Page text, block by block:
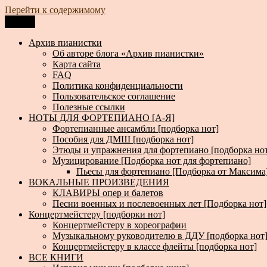
Перейти к содержимому
Архив пианистки
Всё для пианистов: ноты, книги, музыка, статьи…
Архив пианистки
Об авторе блога «Архив пианистки»
Карта сайта
FAQ
Политика конфиденциальности
Пользовательское соглашение
Полезные ссылки
НОТЫ ДЛЯ ФОРТЕПИАНО [А-Я]
Фортепианные ансамбли [подборка нот]
Пособия для ДМШ [подборка нот]
Этюды и упражнения для фортепиано [подборка
Музицирование [Подборка нот для фортепиано]
Пьесы для фортепиано [Подборка от
ВОКАЛЬНЫЕ ПРОИЗВЕДЕНИЯ
КЛАВИРЫ опер и балетов
Песни военных и послевоенных лет [Подборка нот]
Концертмейстеру [подборки нот]
Концертмейстеру в хореографии
Музыкальному руководителю в ДДУ [подборка нот]
Концертмейстеру в классе флейты [подборка нот]
ВСЕ КНИГИ